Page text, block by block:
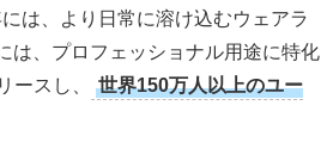
は、より日常に溶け込むウェアラ
は、プロフェッショナル用途に特化
ースし、
世界150万人以上のユー